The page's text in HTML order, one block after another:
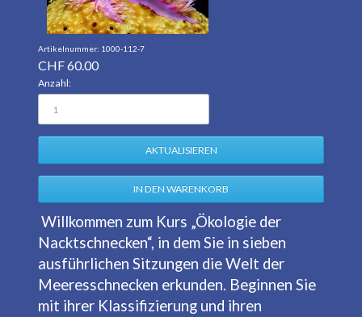
1000-112-7
CHF60.00
Anzahl:
Willkommen zum Kurs „Ökologie der
Nacktschnecken“, in dem Sie in sieben
ausführlichen Sitzungen die Welt der
Meeresschnecken erkunden. Beginnen Sie
mit ihrer Klassifizierung und ihren